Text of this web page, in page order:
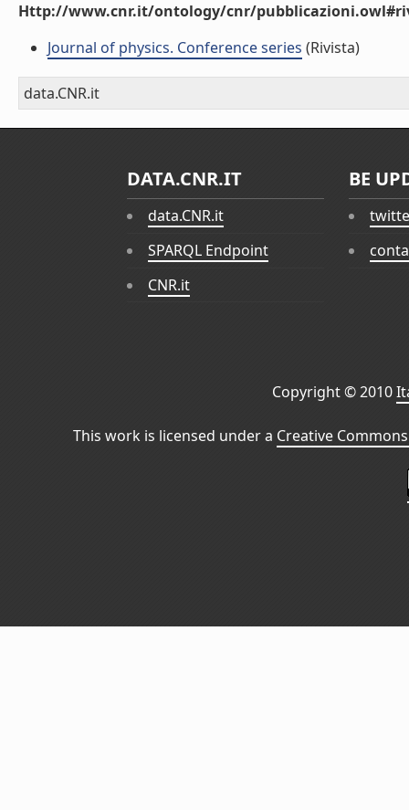
Http://www.cnr.it/ontology/cnr/
Journal of physics. Conference series (Rivista)
data.CNR.it
DATA.CNR.IT
data.CNR.it
SPARQL Endpoint
CNR.it
BE
Copyright © 2010
This work is licensed under a Creative